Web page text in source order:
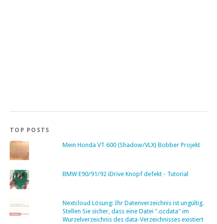
TOP POSTS
Mein Honda VT 600 (Shadow/VLX) Bobber Projekt
BMW E90/91/92 iDrive Knopf defekt - Tutorial
Nextcloud Lösung: Ihr Datenverzeichnis ist ungültig.
Stellen Sie sicher, dass eine Datei ".ocdata" im
Wurzelverzeichnis des data-Verzeichnisses existiert